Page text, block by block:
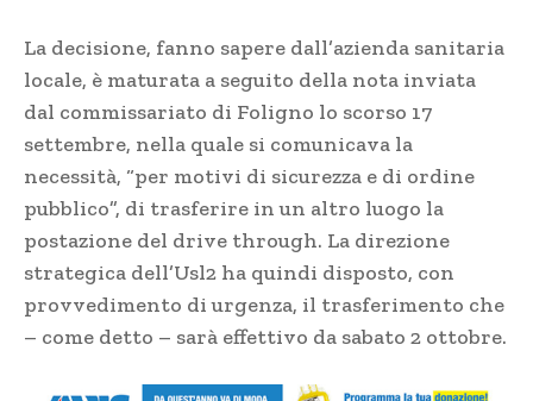
La decisione, fanno sapere dall’azienda sanitaria
locale, è maturata a seguito della nota inviata
dal commissariato di Foligno lo scorso 17
settembre, nella quale si comunicava la
necessità, “per motivi di sicurezza e di ordine
pubblico”, di trasferire in un altro luogo la
postazione del drive through. La direzione
strategica dell’Usl2 ha quindi disposto, con
provvedimento di urgenza, il trasferimento che
– come detto – sarà effettivo da sabato 2 ottobre.